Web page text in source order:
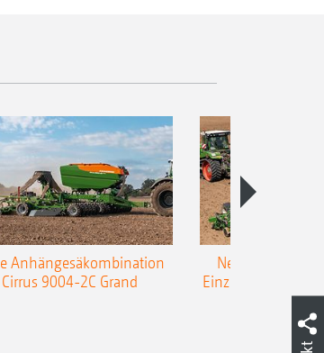
Anhängesäkombination
Cirrus 9004-2C Grand
Neue
Einzelkorn-
TCC